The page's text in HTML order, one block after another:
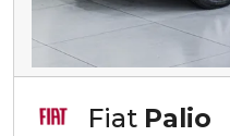
Fiat Palio